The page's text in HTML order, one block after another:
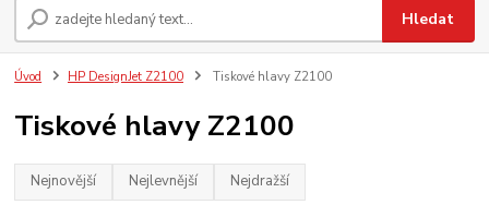
Hledat
Úvod HP DesignJet Z2100 Tiskové hlavy Z2100
Tiskové hlavy Z2100
Nejnovější Nejlevnější Nejdražší